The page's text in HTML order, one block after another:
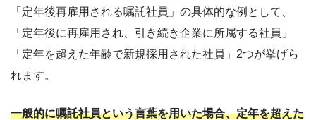
「定年後再雇用される嘱託社員」の具体的な例として、
「定年後に再雇用され、引き続き企業に所属する社員」
「定年を超えた年齢で新規採用された社員」2つが挙げら
れます。
一般的に嘱託社員という言葉を用いた場合、定年を超えた